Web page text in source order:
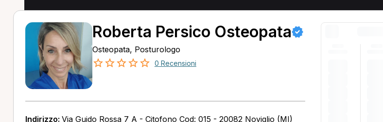
Roberta Persico Osteopata
Osteopata, Posturologo
0 Recensioni
Indirizzo: Via Guido Rossa 7 A - Citofono Cod: 015 - 20082 Noviglio (MI)